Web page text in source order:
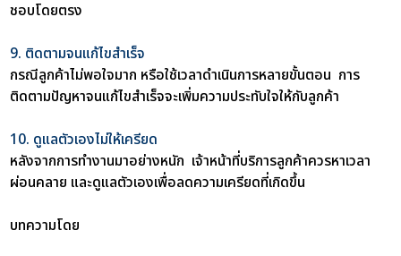
ชอบโดยตรง
9. ติดตามจนแก้ไขสำเร็จ
กรณีลูกค้าไม่พอใจมาก หรือใช้เวลาดำเนินการหลายขั้นตอน การ
ติดตามปัญหาจนแก้ไขสำเร็จจะเพิ่มความประทับใจให้กับลูกค้า
10. ดูแลตัวเองไม่ให้เครียด
หลังจากการทำงานมาอย่างหนัก เจ้าหน้าที่บริการลูกค้าควรหาเวลา
ผ่อนคลาย และดูแลตัวเองเพื่อลดความเครียดที่เกิดขึ้น
บทความโดย